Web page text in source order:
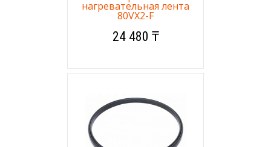
нагревательная лента
80VX2-F
24 480 ₸